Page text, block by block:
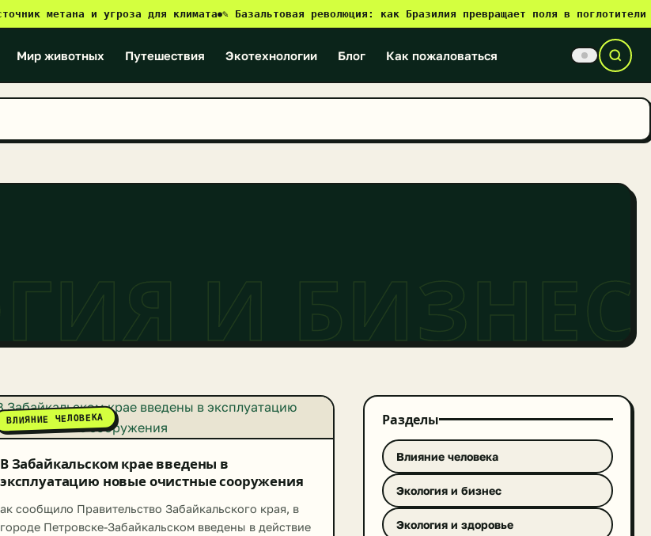
метана и угроза для климата●✎ Базальтовая революция: как Бразилия превращает поля в поглотители CO₂●
Мир животных Путешествия Экотехнологии Блог Как пожаловаться
И БИЗНЕС
ВЛИЯНИЕ ЧЕЛОВЕКА
В Забайкальском крае введены в
эксплуатацию новые очистные сооружения
ак сообщило Правительство Забайкальского края, в
городе Петровске-Забайкальском введены в действие
Разделы
Влияние человека
Экология и бизнес
Экология и здоровье